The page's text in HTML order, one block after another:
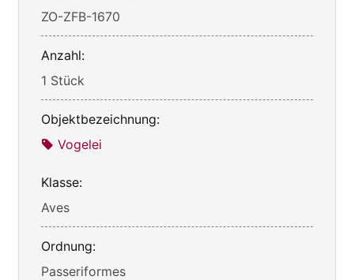
ZO-ZFB-1670
Anzahl:
1 Stück
Objektbezeichnung:
Vogelei
Klasse:
Aves
Ordnung:
Passeriformes